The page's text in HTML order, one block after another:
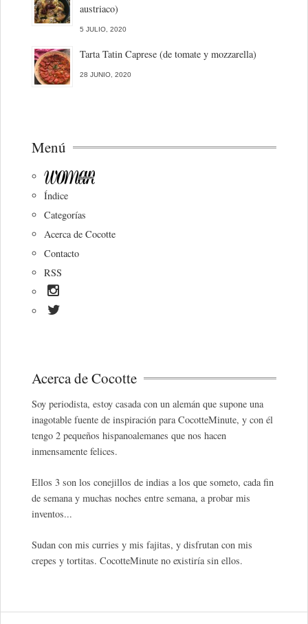
austriaco)
5 JULIO, 2020
Tarta Tatin Caprese (de tomate y mozzarella)
28 JUNIO, 2020
Menú
Índice
Categorías
Acerca de Cocotte
Contacto
RSS
Acerca de Cocotte
Soy periodista, estoy casada con un alemán que supone una
inagotable fuente de inspiración para CocotteMinute, y con él
tengo 2 pequeños hispanoalemanes que nos hacen
inmensamente felices.
Ellos 3 son los conejillos de indias a los que someto, cada fin
de semana y muchas noches entre semana, a probar mis
inventos...
Sudan con mis curries y mis fajitas, y disfrutan con mis
crepes y tortitas. CocotteMinute no existiría sin ellos.